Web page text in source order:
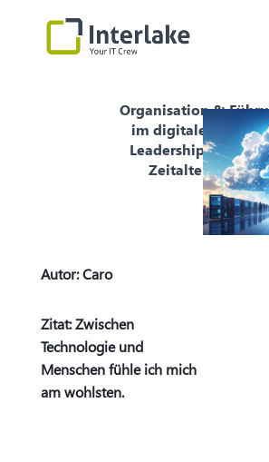
Organisation &
im digitalen
Leadership im
Zeitalter (Teil 2)
Autor:Caro
Zitat: Zwischen
Technologie und
Menschen fühle ich mich
am wohlsten.